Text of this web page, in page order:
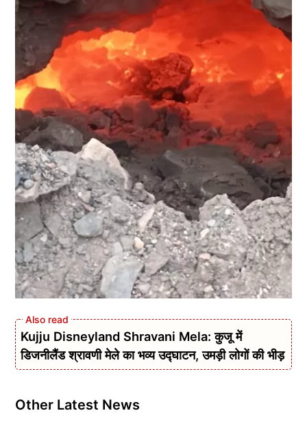
Kujju Disneyland Shravani Mela: कुजू में
डिजनीलैंड श्रावणी मेले का भव्य उद्घाटन, उमड़ी लोगों की भीड़
Other Latest News